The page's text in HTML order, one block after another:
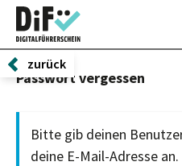
zurück
Passwort vergessen
Bitte gib deinen
deine E-Mail-Adresse